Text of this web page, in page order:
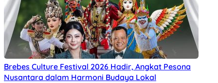
Brebes Culture Festival 2026 Hadir, Angkat Pesona
Nusantara dalam Harmoni Budaya Lokal